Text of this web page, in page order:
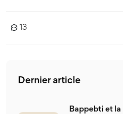
13
Dernier article
Bappebti et